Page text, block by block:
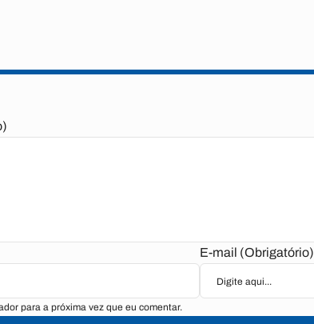
E-mail (Obrigatório)
para a próxima vez que eu comentar.